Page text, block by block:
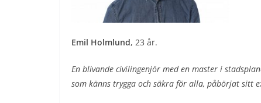
Emil Holmlund, 23 år.
En blivande civilingenjör med en master i
som känns trygga och säkra för alla, påbörjat sitt